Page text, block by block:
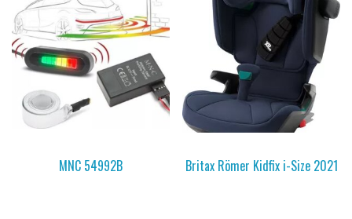
MNC 54992B Britax Römer Kidfix i-Size 2021